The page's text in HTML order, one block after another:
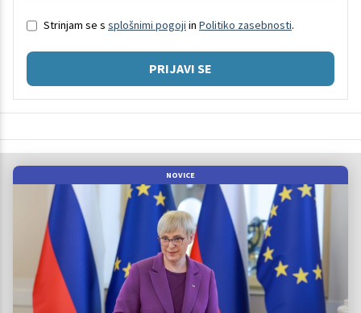
Strinjam se s splošnimi pogoji in Politiko zasebnosti.
PRIJAVI SE
NOVICE